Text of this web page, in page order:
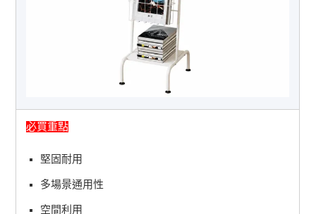
必買重點
堅固耐用
多場景通用性
空間利用